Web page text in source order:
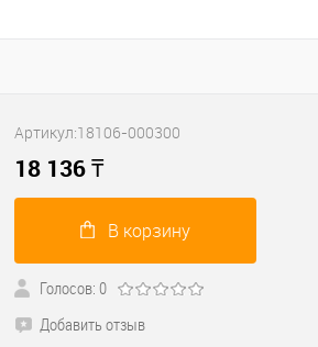
Артикул:18106-000300
18 136₸
В корзину
Голосов: 0
Добавить отзыв